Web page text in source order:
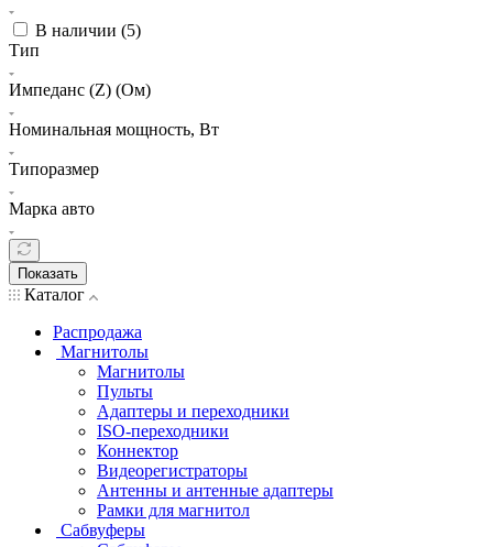
В наличии (5)
Тип
Импеданс (Z) (Ом)
Номинальная мощность, Вт
Типоразмер
Марка авто
Показать
Каталог
Распродажа
Магнитолы
Магнитолы
Пульты
Адаптеры и переходники
ISO-переходники
Коннектор
Видеорегистраторы
Антенны и антенные адаптеры
Рамки для магнитол
Сабвуферы